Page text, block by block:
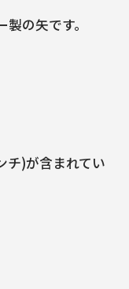
の矢です。
チ)が含まれてい